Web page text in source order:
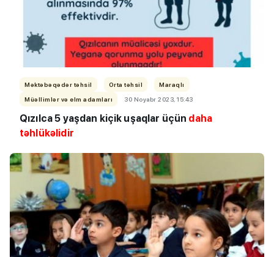
Məktəbəqədər təhsil Orta təhsil
Maraqlı
Müəllimlər və elm adamları
30 Noyabr 2023, 15:43
Qızılca 5 yaşdan kiçik uşaqlar üçün daha
təhlükəlidir